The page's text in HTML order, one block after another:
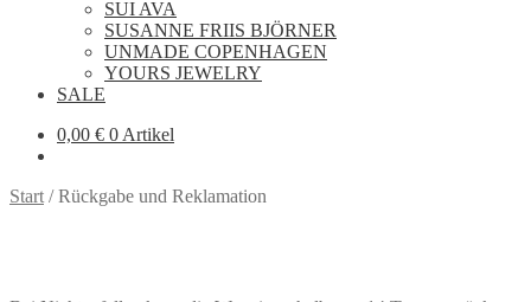
SUI AVA
SUSANNE FRIIS BJÖRNER
UNMADE COPENHAGEN
YOURS JEWELRY
SALE
0,00 € 0 Artikel
Start /Rückgabe und Reklamation